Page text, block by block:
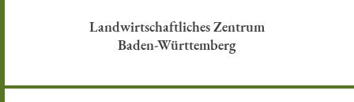
Landwirtschaftliches Zentrum
Baden-Württemberg